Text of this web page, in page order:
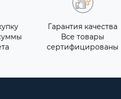
Гарантия качества
Все товары
сертифицированы